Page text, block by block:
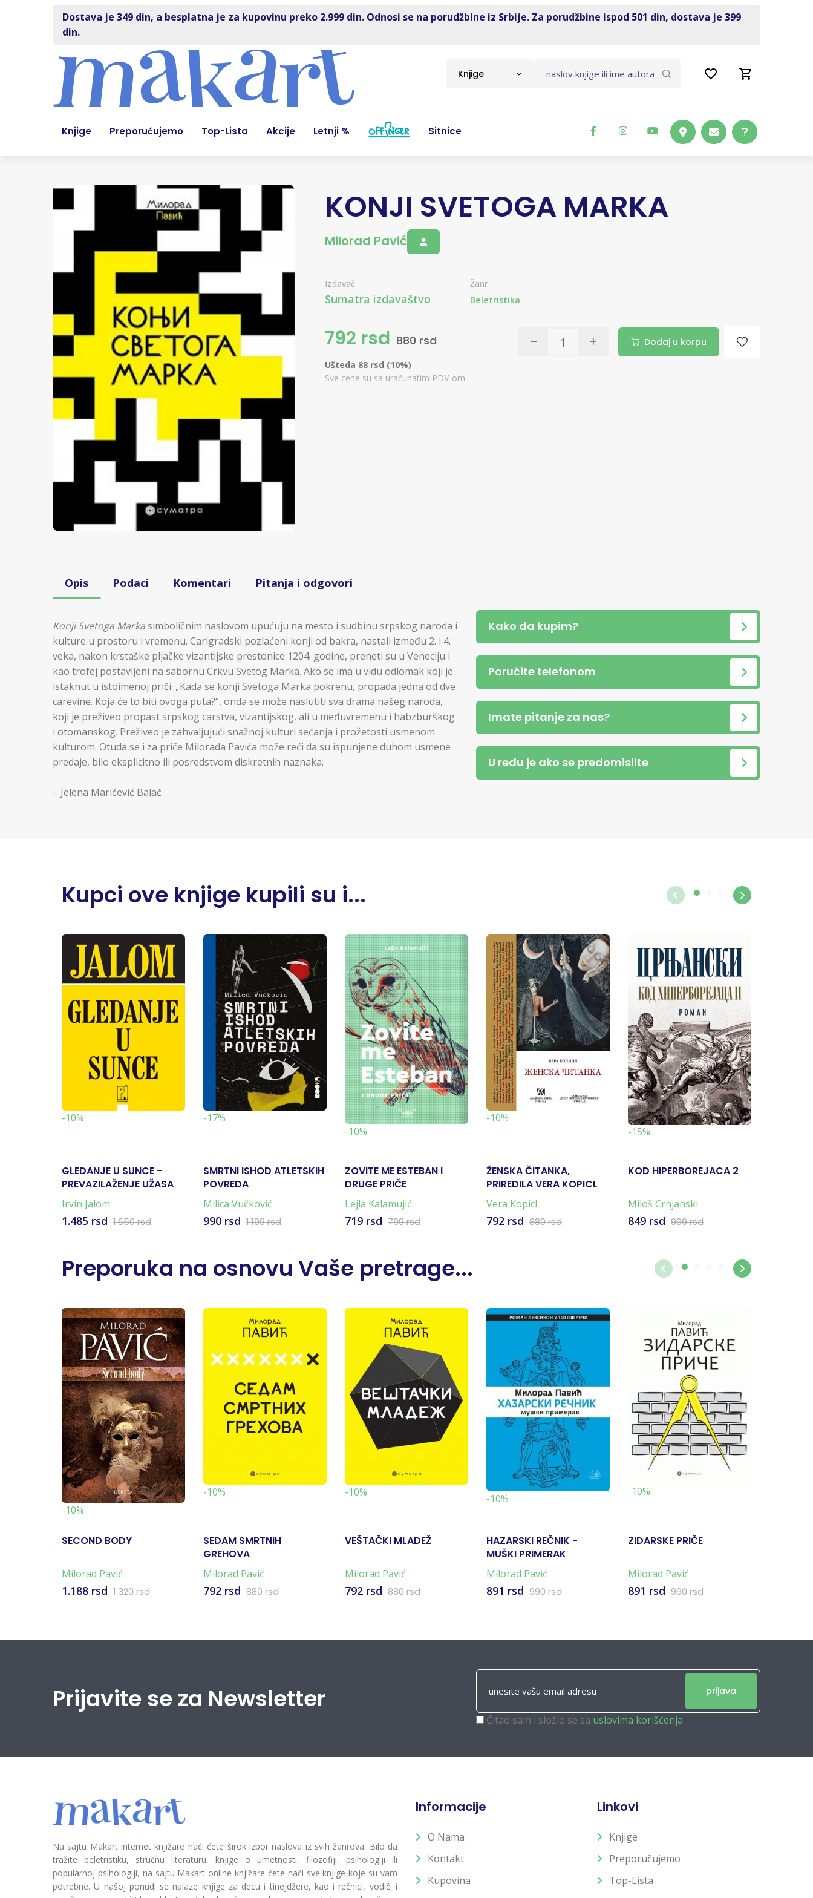
Dostava je 349 din, a besplatna je za kupovinu preko 2.999 din. Odnosi se na porudžbine iz Srbije. Za porudžbine ispod 501 din, dostava je 399
din.
Knjige
Knjige Preporučujemo Top-Lista Akcije Letnji % Sitnice
KONJI SVETOGA MARKA
Milorad Pavić
Izdavač
Sumatra izdavaštvo
Žanr
Beletristika
792 rsd 880 rsd Dodaj u korpu
Ušteda 88 rsd (10%)
Sve cene su sa uračunatim PDV-om.
Opis Podaci Komentari Pitanja i odgovori
Konji Svetoga Markasimboličnim naslovom upućuju na mesto i sudbinu srpskog naroda i
kulture u prostoru i vremenu. Carigradski pozlaćeni konji od bakra, nastali između 2. i 4.
veka, nakon krstaške pljačke vizantijske prestonice 1204. godine, preneti su u Veneciju i
kao trofej postavljeni na sabornu Crkvu Svetog Marka. Ako se ima u vidu odlomak koji je
istaknut u istoimenoj priči: „Kada se konji Svetoga Marka pokrenu, propada jedna od dve
carevine. Koja će to biti ovoga puta?“, onda se može naslutiti sva drama našeg naroda,
koji je preživeo propast srpskog carstva, vizantijskog, ali u međuvremenu i habzburškog
i otomanskog. Preživeo je zahvaljujući snažnoj kulturi sećanja i prožetosti usmenom
kulturom. Otuda se i za priče Milorada Pavića može reći da su ispunjene duhom usmene
predaje, bilo eksplicitno ili posredstvom diskretnih naznaka.
– Jelena Marićević Balać
Kako da kupim?
Poručite telefonom
Imate pitanje za nas?
U redu je ako se predomislite
Kupci ove knjige kupili su i...
-10%
GLEDANJE U SUNCE -
PREVAZILAŽENJE UŽASA
OD SMRTI
Irvin Jalom
1.485 rsd 1.650 rsd
-17%
SMRTNI ISHOD ATLETSKIH
POVREDA
Milica Vučković
990 rsd 1.199 rsd
-10%
ZOVITE ME ESTEBAN I
DRUGE PRIČE
Lejla Kalamujić
719 rsd 799 rsd
-10%
ŽENSKA ČITANKA,
PRIREDILA VERA KOPICL
Vera Kopicl
792 rsd 880 rsd
-15%
KOD HIPERBOREJACA 2
Miloš Crnjanski
849 rsd 999 rsd
Preporuka na osnovu Vaše pretrage...
-10%
SECOND BODY
Milorad Pavić
1.188 rsd 1.320 rsd
-10%
SEDAM SMRTNIH
GREHOVA
Milorad Pavić
792 rsd 880 rsd
-10%
VEŠTAČKI MLADEŽ
Milorad Pavić
792 rsd 880 rsd
-10%
HAZARSKI REČNIK -
MUŠKI PRIMERAK
Milorad Pavić
891 rsd 990 rsd
-10%
ZIDARSKE PRIČE
Milorad Pavić
891 rsd 990 rsd
Prijavite se za Newsletter prijava
Čitao sam i složio se sa uslovima korišćenja
Na sajtu Makart internet knjižare naći ćete širok izbor naslova iz svih žanrova. Bilo da
tražite beletristiku, stručnu literaturu, knjige o umetnosti, filozofiji, psihologiji ili
popularnoj psihologiji, na sajtu Makart online knjižare ćete naći sve knjige koje su vam
potrebne. U našoj ponudi se nalaze knjige za decu i tinejdžere, kao i rečnici, vodiči i
Informacije
O Nama
Kontakt
Kupovina
Linkovi
Knjige
Preporučujemo
Top-Lista